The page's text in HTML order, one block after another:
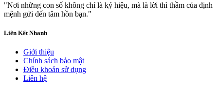
"Nơi những con số không chỉ là ký hiệu, mà là lời thì thầm của định
mệnh gửi đến tâm hồn bạn."
Liên Kết Nhanh
Giới thiệu
Chính sách bảo mật
Điều khoản sử dụng
Liên hệ